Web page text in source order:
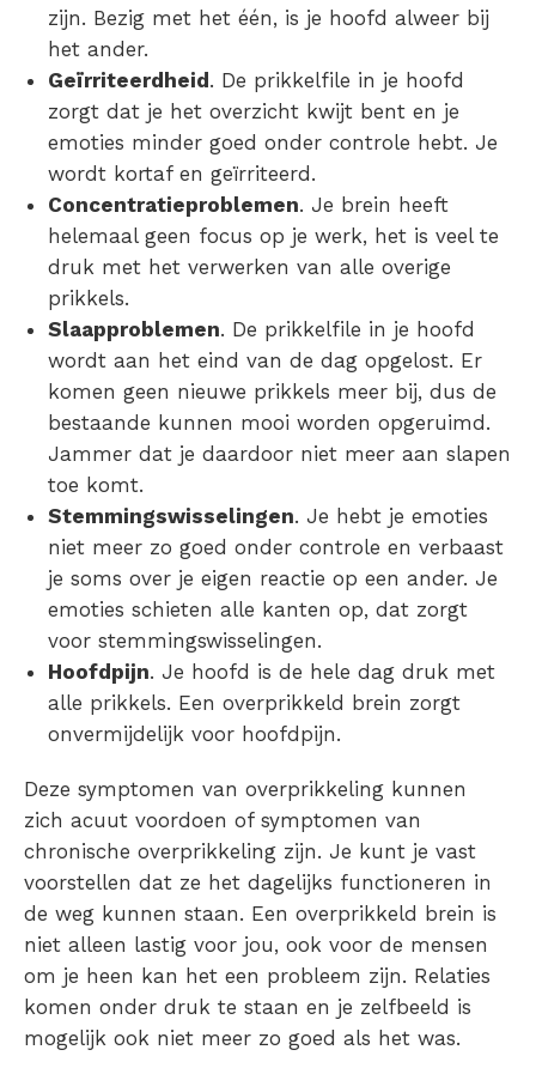
zijn. Bezig met het één, is je hoofd alweer bij
het ander.
Geïrriteerdheid. De prikkelfile in je hoofd
zorgt dat je het overzicht kwijt bent en je
emoties minder goed onder controle hebt. Je
wordt kortaf en geïrriteerd.
Concentratieproblemen. Je brein heeft
helemaal geen focus op je werk, het is veel te
druk met het verwerken van alle overige
prikkels.
Slaapproblemen. De prikkelfile in je hoofd
wordt aan het eind van de dag opgelost. Er
komen geen nieuwe prikkels meer bij, dus de
bestaande kunnen mooi worden opgeruimd.
Jammer dat je daardoor niet meer aan slapen
toe komt.
Stemmingswisselingen. Je hebt je emoties
niet meer zo goed onder controle en verbaast
je soms over je eigen reactie op een ander. Je
emoties schieten alle kanten op, dat zorgt
voor stemmingswisselingen.
Hoofdpijn. Je hoofd is de hele dag druk met
alle prikkels. Een overprikkeld brein zorgt
onvermijdelijk voor hoofdpijn.
Deze symptomen van overprikkeling kunnen
zich acuut voordoen of symptomen van
chronische overprikkeling zijn. Je kunt je vast
voorstellen dat ze het dagelijks functioneren in
de weg kunnen staan. Een overprikkeld brein is
niet alleen lastig voor jou, ook voor de mensen
om je heen kan het een probleem zijn. Relaties
komen onder druk te staan en je zelfbeeld is
mogelijk ook niet meer zo goed als het was.